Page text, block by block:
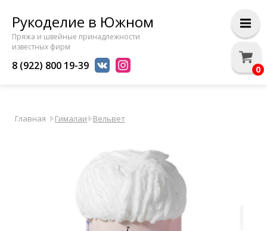
Рукоделие в Южном
Пряжа и швейные принадлежности
известных фирм
8 (922) 800 19-39
Главная Гималаи Вельвет
0